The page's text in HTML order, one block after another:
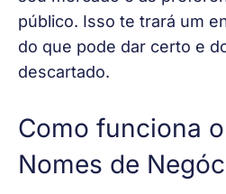
público. Isso te trará um
do que pode dar certo e
descartado.
Como funciona
Nomes de